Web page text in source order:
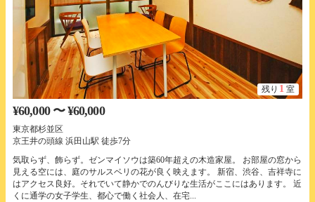
残り 1 室
¥60,000 〜 ¥60,000
東京都杉並区
京王井の頭線 浜田山駅 徒歩7分
気取らず、飾らず。ゼンマイソウは築60年超えの木造家屋。 お部屋の窓から
見える空には、庭のサルスベリの花が良く映えます。 新宿、渋谷、吉祥寺に
はアクセス良好。それでいて静かでのんびりな生活がここにはあります。 近
くに通学の女子学生、都心で働く社会人、在宅...